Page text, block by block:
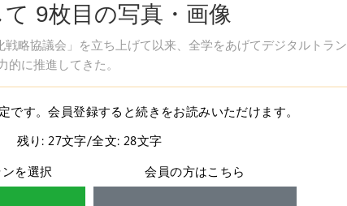
9枚目の写真・画像
略協議会」を立ち上げて以来、全学をあげてデジタルトラン
的に推進してきた。
です。会員登録すると続きをお読みいただけます。
残り: 27文字/全文: 28文字
を選択
会員の方はこちら